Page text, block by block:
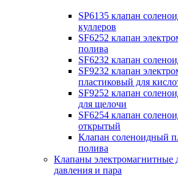
SP6135 клапан
куллеров
SF6252 клапан
полива
SF6232 клапан
SF9232 клапан
пластиковый для
SF9252 клапан
для щелочи
SF6254 клапан
открытый
Клапан соленоидный
полива
Клапаны электромагнитные
давления и пара